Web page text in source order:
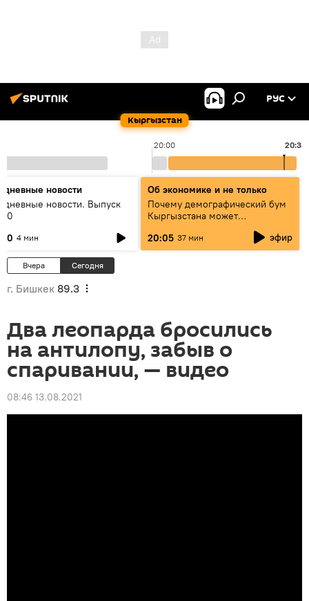
Кыргызстан
РУС
20:00 20:38
новости
новости. Выпуск
4 мин
Об экономике и не только
Почему демографический бум
Кыргызстана может
превратиться в проблему и как
этого избежать
20:05 37 мин эфир
Вчера Сегодня
г. Бишкек 89.3
Два леопарда бросились
на антилопу, забыв о
спаривании, — видео
08:46 13.08.2021